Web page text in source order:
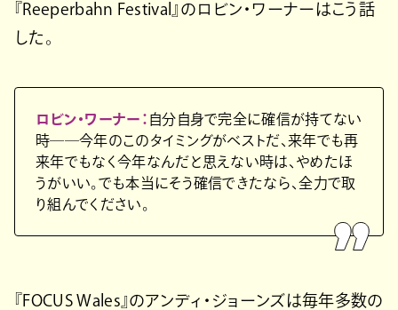
『Reeperbahn Festival』のロビン・ワーナーはこう話
した。
ロビン・ワーナー： 自分自身で完全に確信が持てない
時──今年のこのタイミングがベストだ、来年でも再
来年でもなく今年なんだと思えない時は、やめたほ
うがいい。でも本当にそう確信できたなら、全力で取
り組んでください。
『FOCUS Wales』のアンディ・ジョーンズは毎年多数の